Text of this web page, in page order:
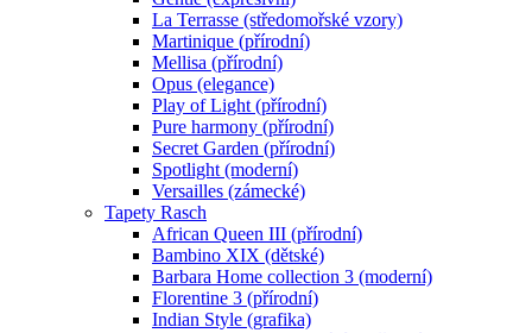
La Terrasse (středomořské vzory)
Martinique (přírodní)
Mellisa (přírodní)
Opus (elegance)
Play of Light (přírodní)
Pure harmony (přírodní)
Secret Garden (přírodní)
Spotlight (moderní)
Versailles (zámecké)
Tapety Rasch
African Queen III (přírodní)
Bambino XIX (dětské)
Barbara Home collection 3 (moderní)
Florentine 3 (přírodní)
Indian Style (grafika)